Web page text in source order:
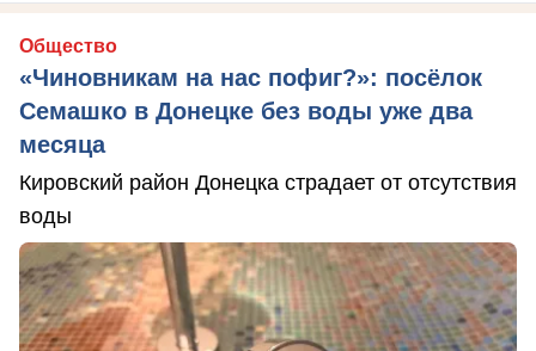
Общество
«Чиновникам на нас пофиг?»: посёлок
Семашко в Донецке без воды уже два
месяца
Кировский район Донецка страдает от отсутствия
воды